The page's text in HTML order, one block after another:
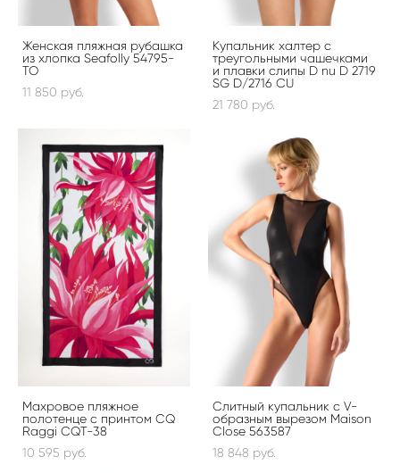
Женская пляжная рубашка
из хлопка Seafolly 54795-
TO
11 850 pуб.
Купальник халтер с
треугольными чашечками
и плавки слипы D nu D 2719
SG D/2716 CU
21 780 pуб.
Махровое пляжное
полотенце с принтом CQ
Raggi CQT-38
10 595 pуб.
Слитный купальник c V-
образным вырезом Maison
Close 563587
18 848 pуб.